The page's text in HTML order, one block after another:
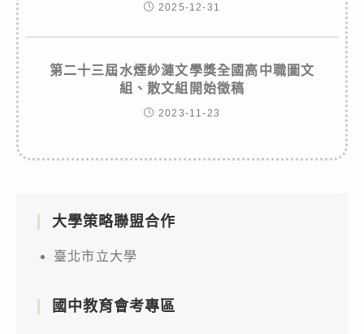
2025-12-31
第二十三屆水煙紗漣文學獎全國高中職圖文
組、散文組開始徵稿
2023-11-23
大學策略聯盟合作
臺北市立大學
國中教育會考專區